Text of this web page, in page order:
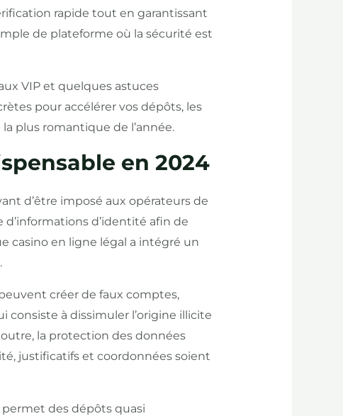
rapide tout en garantissant
de plateforme où la sécurité est
VIP et quelques astuces
pour accélérer vos dépôts, les
plus romantique de l’année.
en 2024
d’être imposé aux opérateurs de
d’identité afin de
casino en ligne légal a intégré un
créer de faux comptes,
consiste à dissimuler l’origine illicite
la protection des données
justificatifs et coordonnées soient
des dépôts quasi